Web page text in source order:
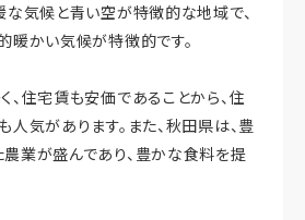
な気候と青い空が特徴的な地域で、
暖かい気候が特徴的です。
、住宅賃も安価であることから、住
人気があります。また、秋田県は、豊
業が盛んであり、豊かな食料を提